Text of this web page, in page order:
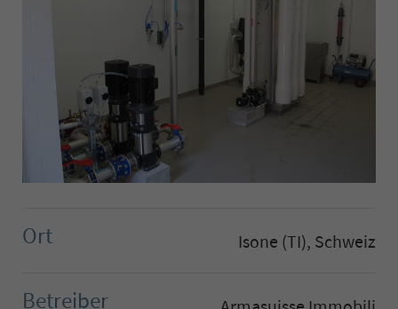
Ort Isone (TI), Schweiz
Betreiber